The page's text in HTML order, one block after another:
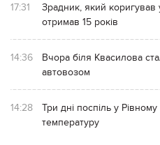
17:31
Зрадник, який коригував
отримав 15 років
14:36
Вчора біля Квасилова
автовозом
14:28
Три дні поспіль у
температуру